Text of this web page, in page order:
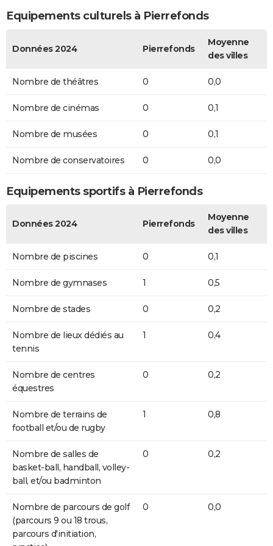
Equipements culturels à Pierrefonds
Données 2024 Pierrefonds
Moyenne
des villes
Nombre de théâtres 0 0,0
Nombre de cinémas 0 0,1
Nombre de musées 0 0,1
Nombre de conservatoires 0 0,0
Equipements sportifs à Pierrefonds
Données 2024 Pierrefonds
Moyenne
des villes
Nombre de piscines 0 0,1
Nombre de gymnases 1 0,5
Nombre de stades 0 0,2
Nombre de lieux dédiés au
tennis
1 0,4
Nombre de centres
équestres
0 0,2
Nombre de terrains de
football et/ou de rugby
1 0,8
Nombre de salles de
basket-ball, handball, volley-
ball, et/ou badminton
0 0,2
Nombre de parcours de golf
(parcours 9 ou 18 trous,
parcours d'initiation,
0 0,0